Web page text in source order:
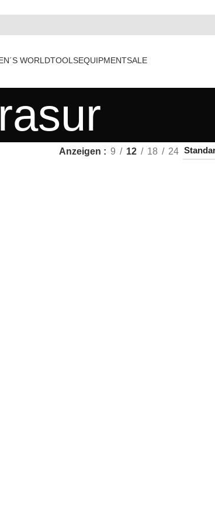
WORLDTOOLSEQUIPMENTSALE
Anzeigen 9 12 18 24